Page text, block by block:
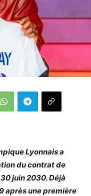
Lyonnais a
du contrat de
juin 2030. Déjà
après une première